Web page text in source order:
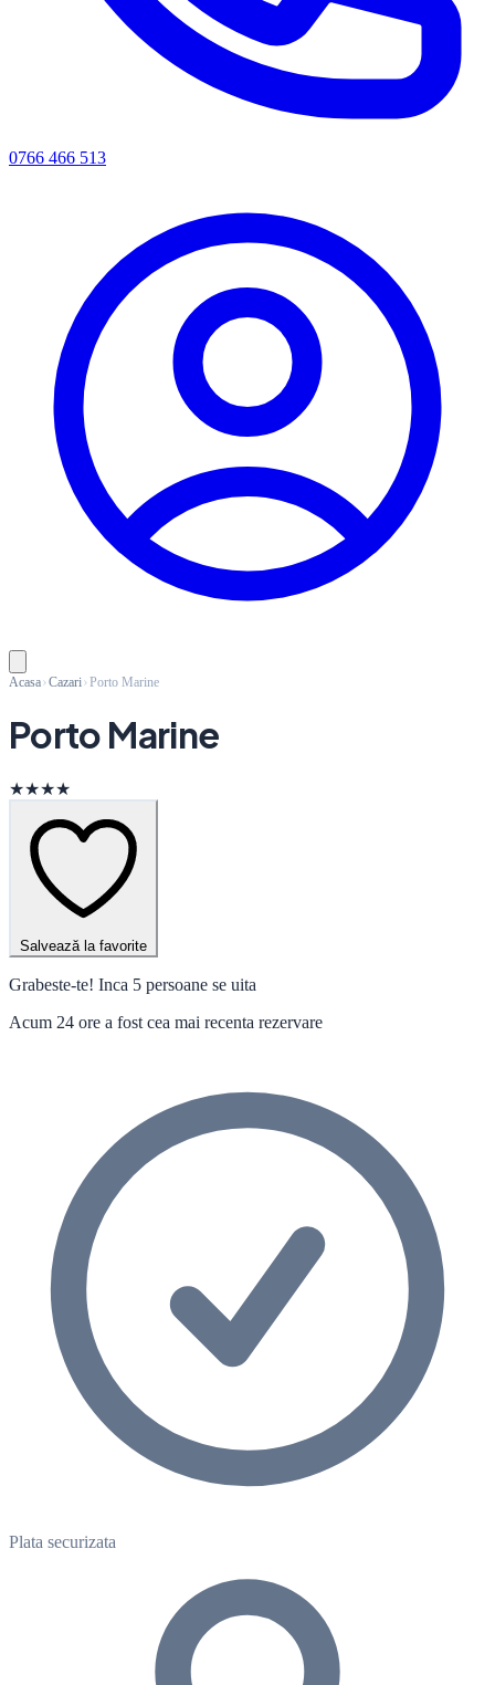
0766 466 513
Acasa Cazari Porto Marine
Porto Marine
★★★★
Salvează la favorite
Grabeste-te! Inca 5 persoane se uita
Acum 24 ore a fost cea mai recenta rezervare
Plata securizata